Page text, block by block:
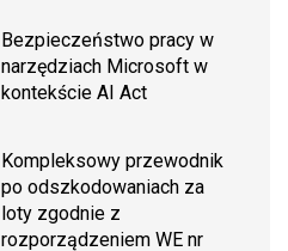
Bezpieczeństwo pracy w
narzędziach Microsoft w
kontekście AI Act
Kompleksowy przewodnik
po odszkodowaniach za
loty zgodnie z
rozporządzeniem WE nr